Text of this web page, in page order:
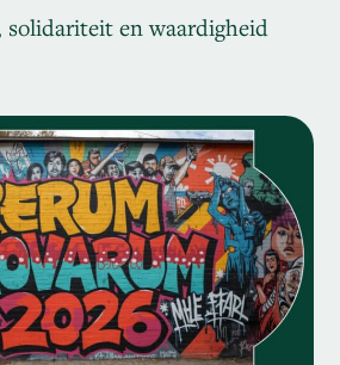
solidariteit en waardigheid